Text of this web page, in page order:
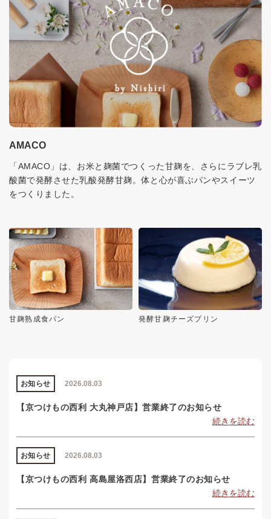
AMACO
「AMACO」は、お米と麹菌でつくった甘麹を、さらにラブレ乳
酸菌で発酵させた乳酸発酵甘麹。体と心が喜ぶパンやスイーツ
をつくりました。
甘麹熟成食パン 発酵甘麹チーズプリン
2026.08.03
お知らせ
【京つけもの西利 大丸神戸店】営業終了のお知らせ
続きを読む
2026.08.03
お知らせ
【京つけもの西利 高島屋洛西店】営業終了のお知らせ
続きを読む